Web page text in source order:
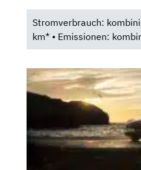
Stromverbrauch:
km* • Emissionen: